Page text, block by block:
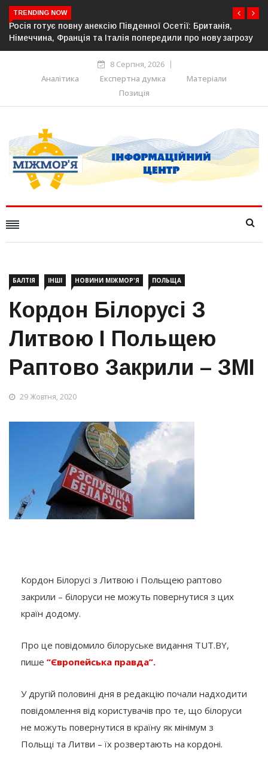
TRENDING NOW
Осетії: Британія,
про нову загрозу
Естонія посилює кордон із Росією:
прикордонної інфраструктури
8 Серпня, 2026
Аналітика
Експертна думка
Матеріали
Позиція
БАЛТІЯ ІНШІ НОВИНИ МІЖМОР'Я ПОЛЬЩА
Кордон Білорусі З
Литвою І Польщею
Раптово Закрили – ЗМІ
29 Жовтня, 2020
Кордон Білорусі з Литвою і Польщею раптово
закрили – білоруси не можуть повернутися з цих
країн додому.
Про це повідомило білоруське видання TUT.BY,
пише “Європейська правда”.
У другій половині дня в редакцію почали надходити
повідомлення від користувачів про те, що білоруси
не можуть повернутися в країну як мінімум з
Польщі та Литви – їх розвертають на кордоні.